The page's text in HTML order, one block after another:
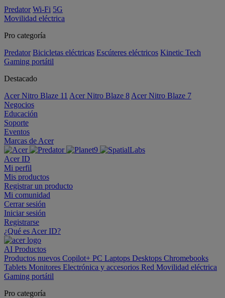
Predator Wi-Fi 5G
Movilidad eléctrica
Pro categoría
Predator Bicicletas eléctricas Escúteres eléctricos Kinetic Tech
Gaming portátil
Destacado
Acer Nitro Blaze 11 Acer Nitro Blaze 8 Acer Nitro Blaze 7
Negocios
Educación
Soporte
Eventos
Marcas de Acer
Acer ID
Mi perfil
Mis productos
Registrar un producto
Mi comunidad
Cerrar sesión
Iniciar sesión
Registrarse
¿Qué es Acer ID?
AI Productos
Productos nuevos Copilot+ PC Laptops Desktops Chromebooks
Tablets Monitores Electrónica y accesorios Red Movilidad eléctrica
Gaming portátil
Pro categoría